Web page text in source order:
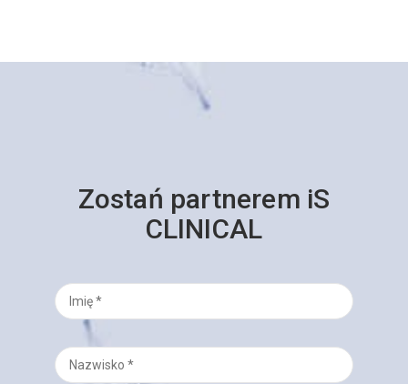
Zostań partnerem iS
CLINICAL